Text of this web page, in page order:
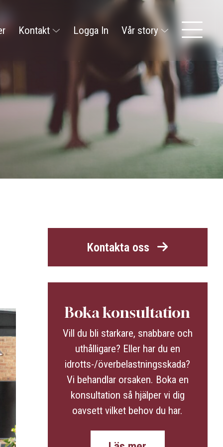
Kontakt Logga In Vår story
Kontakta oss
Boka konsultation
Vill du bli starkare, snabbare och
uthålligare? Eller har du en
idrotts-/överbelastningsskada?
Vi behandlar orsaken. Boka en
konsultation så hjälper vi dig
oavsett vilket behov du har.